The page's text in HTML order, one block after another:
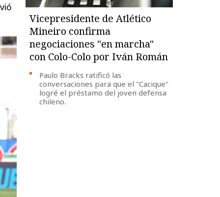
Vicepresidente de Atlético
Mineiro confirma
negociaciones "en marcha"
con Colo-Colo por Iván Román
Paulo Bracks ratificó las
conversaciones para que el "Cacique"
logré el préstamo del joven defensa
chileno.